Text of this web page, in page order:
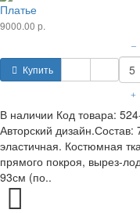
Платье
9000.00 р.
Купить
–
+
В наличии Код товара:
Авторский
эластичная. Костюмная
прямого покроя, вырез-
93см (по..